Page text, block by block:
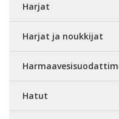
Harjat
Harjat ja noukkijat
Hatut